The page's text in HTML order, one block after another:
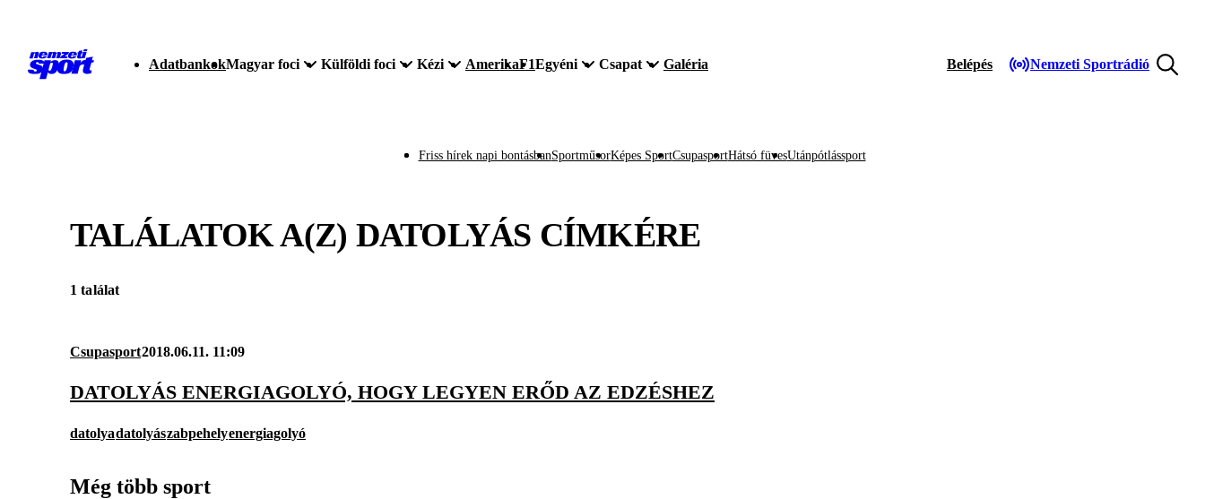
AdatbankokMagyar foci Külföldi foci Kézi AmerikaF1Egyéni Csapat Galéria Belépés Nemzeti Sportrádió
Friss hírek napi bontásbanSportműsorKépes SportCsupasportHátsó füvesUtánpótlássport
TALÁLATOK A(Z) DATOLYÁS CÍMKÉRE
1 találat
Csupasport2018.06.11. 11:09
DATOLYÁS ENERGIAGOLYÓ, HOGY LEGYEN ERŐD AZ EDZÉSHEZ
datolyadatolyászabpehelyenergiagolyó
Még több sport